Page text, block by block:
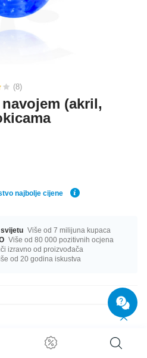
(8)
(akril,
najbolje cijene
svijetu Više od 7 milijuna kupaca
Više od 80 000 pozitivnih ocjena
izravno od proizvođača
od 20 godina iskustva
1.6 mm. Get it with diameters from 3
variations available for you. A super